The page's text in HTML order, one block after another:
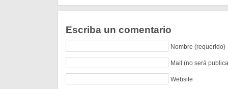
Escriba un comentario
Nombre (requerido)
Mail (no será
Website